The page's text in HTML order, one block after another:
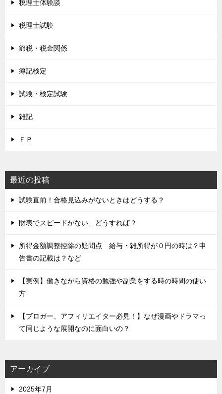
税理士体験談
税理士試験
節税・税金関係
簿記検定
試験・検定試験
雑記
ＦＰ
最近の投稿
試験直前！合格見込みがないときはどうする？
財表でスピードがない…どうすれば？
所得金額調整控除の疑問点 給与・雑所得が０円の時は？申
告書の記載は？など
【実例】働きながら資格の勉強や副業をする時の時間の使い
方
【ブロガー、アフィリエイター必見！】なぜ漫画やドラマっ
て同じような展開なのに面白いの？
アーカイブ
2025年7月